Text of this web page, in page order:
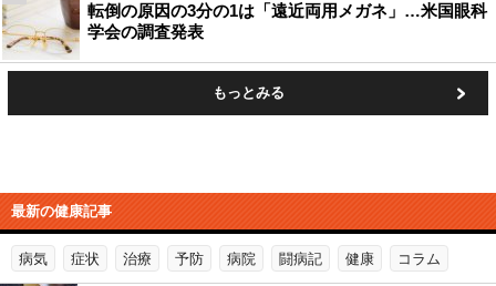
転倒の原因の3分の1は「遠近両用メガネ」…米国眼科
学会の調査発表
もっとみる
最新の健康記事
病気 症状 治療 予防 病院 闘病記 健康 コラム